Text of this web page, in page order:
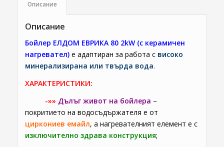
Описание
Описание
Бойлер ЕЛДОМ ЕВРИКА 80 2kW (с керамичен
нагревател)е адаптиран за работа с високо
минерализирана или твърда вода.
ХАРАКТЕРИСТИКИ:
-»» Дълъг живот на бойлера –
покритието на водосъдържателя е от
циркониев емайл, а нагревателният елемент е с
изключително здрава конструкция;